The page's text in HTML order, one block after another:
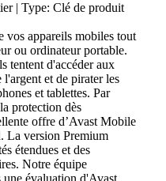
| Type: Clé de produit
vos appareils mobiles tout
ou ordinateur portable.
tentent d'accéder aux
l'argent et de pirater les
et tablettes. Par
protection dès
offre d’Avast Mobile
La version Premium
étendues et des
Notre équipe